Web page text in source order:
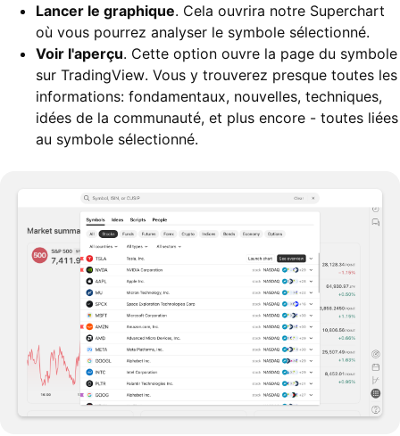
Lancer le graphique. Cela ouvrira notre Superchart
où vous pourrez analyser le symbole sélectionné.
Voir l'aperçu. Cette option ouvre la page du symbole
sur TradingView. Vous y trouverez presque toutes les
informations: fondamentaux, nouvelles, techniques,
idées de la communauté, et plus encore - toutes liées
au symbole sélectionné.